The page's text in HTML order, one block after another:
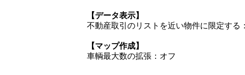
【データ表示】
不動産取引のリストを近い物件に限定する
【マップ作成】
車輌最大数の拡張：オフ